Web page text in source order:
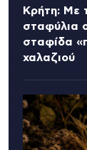
Κρήτη: Με
σταφύλια
σταφίδα
χαλαζιού